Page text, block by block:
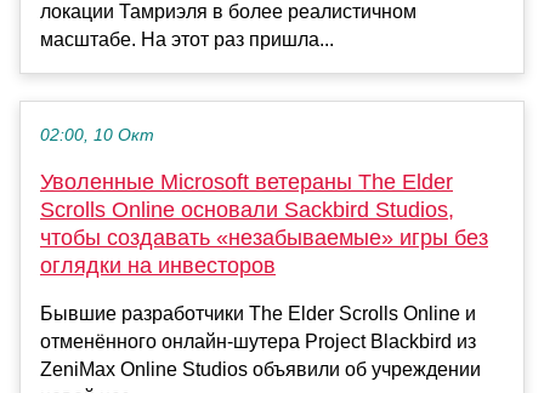
локации Тамриэля в более реалистичном
масштабе. На этот раз пришла...
02:00, 10 Окт
Уволенные Microsoft ветераны The Elder
Scrolls Online основали Sackbird Studios,
чтобы создавать «незабываемые» игры без
оглядки на инвесторов
Бывшие разработчики The Elder Scrolls Online и
отменённого онлайн-шутера Project Blackbird из
ZeniMax Online Studios объявили об учреждении